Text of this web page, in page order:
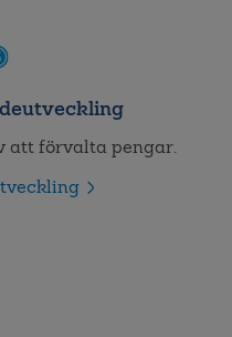
att förvalta pengar.